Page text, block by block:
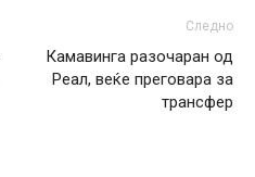
Следно
Камавинга разочаран од
Реал, веќе преговара за
трансфер